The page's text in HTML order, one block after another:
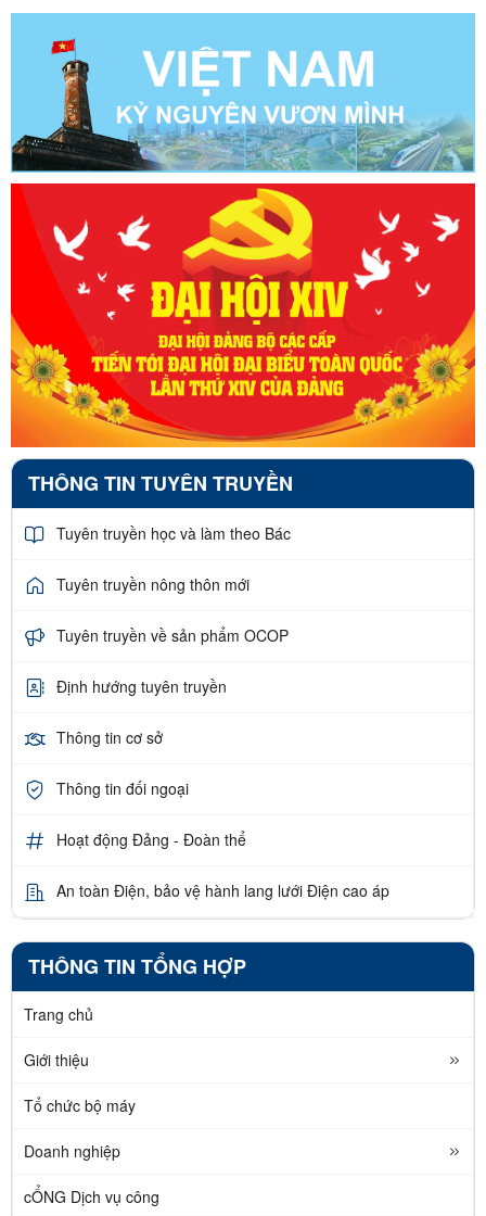
THÔNG TIN TUYÊN TRUYỀN
Tuyên truyền học và làm theo Bác
Tuyên truyền nông thôn mới
Tuyên truyền về sản phẩm OCOP
Định hướng tuyên truyền
Thông tin cơ sở
Thông tin đối ngoại
Hoạt động Đảng - Đoàn thể
An toàn Điện, bảo vệ hành lang lưới Điện cao áp
THÔNG TIN TỔNG HỢP
Trang chủ
Giới thiệu
Tổ chức bộ máy
Doanh nghiệp
cỔNG Dịch vụ công